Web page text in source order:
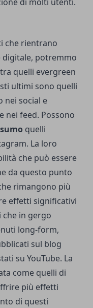
che rientrano
digitale, potremmo
quelli evergreen
ultimi sono quelli
nei social e
nei feed. Possono
quelli
La loro
che può essere
da questo punto
rimangono più
effetti significativi
che in gergo
long-form,
sul blog
su YouTube. La
come quelli di
più effetti
di questi